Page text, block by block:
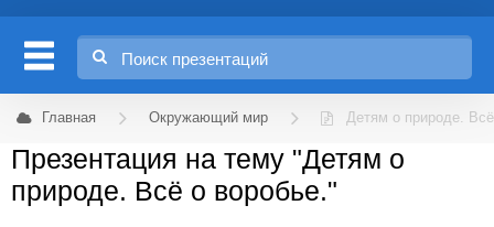
Главная Окружающий мир Детям о природе.
Презентация на тему "Детям о
природе. Всё о воробье."